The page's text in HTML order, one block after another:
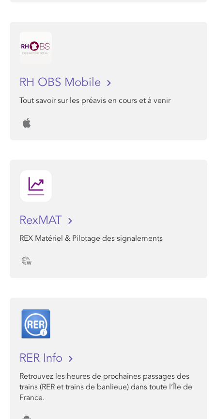
RH OBS Mobile
Tout savoir sur les préavis en cours et à venir
RexMAT
REX Matériel & Pilotage des signalements
RER Info
Retrouvez les heures de prochaines passages des
trains (RER et trains de banlieue) dans toute l’Île de
France.